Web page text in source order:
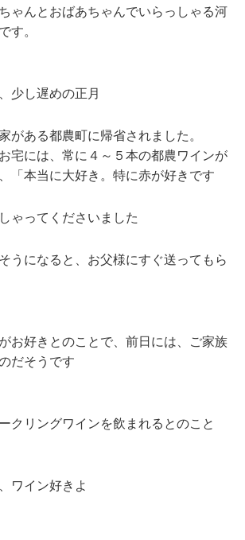
ゃんとおばあちゃんでいらっしゃる河
す。
少し遅めの正月
がある都農町に帰省されました。
宅には、常に４～５本の都農ワインが
「本当に大好き。特に赤が好きです
ゃってくださいました
うになると、お父様にすぐ送ってもら
お好きとのことで、前日には、ご家族
だそうです
クリングワインを飲まれるとのこと
ワイン好きよ